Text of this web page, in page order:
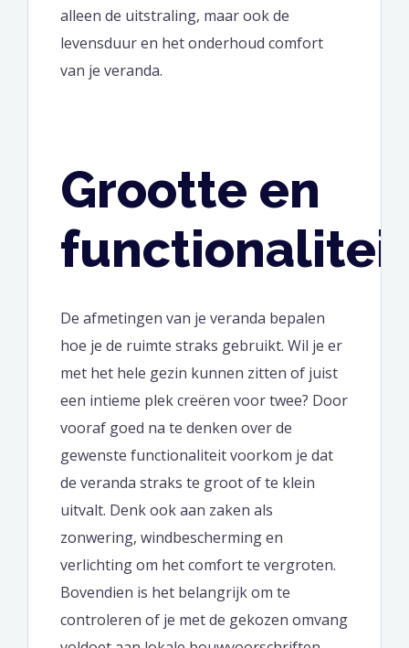
alleen de uitstraling, maar ook de
levensduur en het onderhoud comfort
van je veranda.
Grootte en
functionaliteit
De afmetingen van je veranda bepalen
hoe je de ruimte straks gebruikt. Wil je er
met het hele gezin kunnen zitten of juist
een intieme plek creëren voor twee? Door
vooraf goed na te denken over de
gewenste functionaliteit voorkom je dat
de veranda straks te groot of te klein
uitvalt. Denk ook aan zaken als
zonwering, windbescherming en
verlichting om het comfort te vergroten.
Bovendien is het belangrijk om te
controleren of je met de gekozen omvang